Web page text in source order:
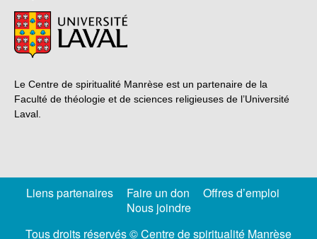
Le Centre de spiritualité Manrèse est un partenaire de la
Faculté de théologie et de sciences religieuses de l’Université
Laval.
Liens partenaires Faire un don
Offres d’emploi
Nous joindre
Tous droits réservés © Centre de spiritualité Manrèse